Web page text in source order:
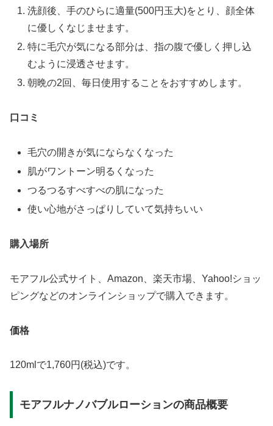
洗顔後、手のひらに適量(500円玉大)をとり、顔全体
に優しくなじませます。
特に毛穴が気になる部分は、指の腹で優しく押し込
むように浸透させます。
朝晩の2回、毎日使用することをおすすめします。
口コミ
毛穴の開きが気にならなくなった
肌がワントーン明るくなった
つるつるすべすべの肌になった
使い心地がさっぱりしていて気持ちいい
購入場所
モアフル公式サイト、Amazon、楽天市場、Yahoo!ショッ
ピングなどのオンラインショップで購入できます。
価格
120mlで1,760円(税込)です。
モアフルナノバブルローションの商品概要